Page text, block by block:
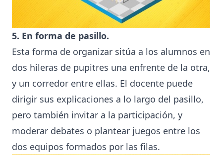
5. En forma de pasillo.
Esta forma de organizar sitúa a los alumnos en
dos hileras de pupitres una enfrente de la otra,
y un corredor entre ellas. El docente puede
dirigir sus explicaciones a lo largo del pasillo,
pero también invitar a la participación, y
moderar debates o plantear juegos entre los
dos equipos formados por las filas.